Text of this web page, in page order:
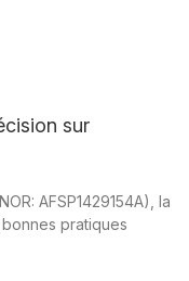
sur
AFSP1429154A), la
pratiques